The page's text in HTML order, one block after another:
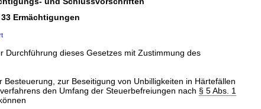
33 Ermächtigungen
Durchführung dieses Gesetzes mit Zustimmung des
zur Beseitigung von Unbilligkeiten in Härtefällen
den Umfang der Steuerbefreiungen nach § 5 Abs. 1